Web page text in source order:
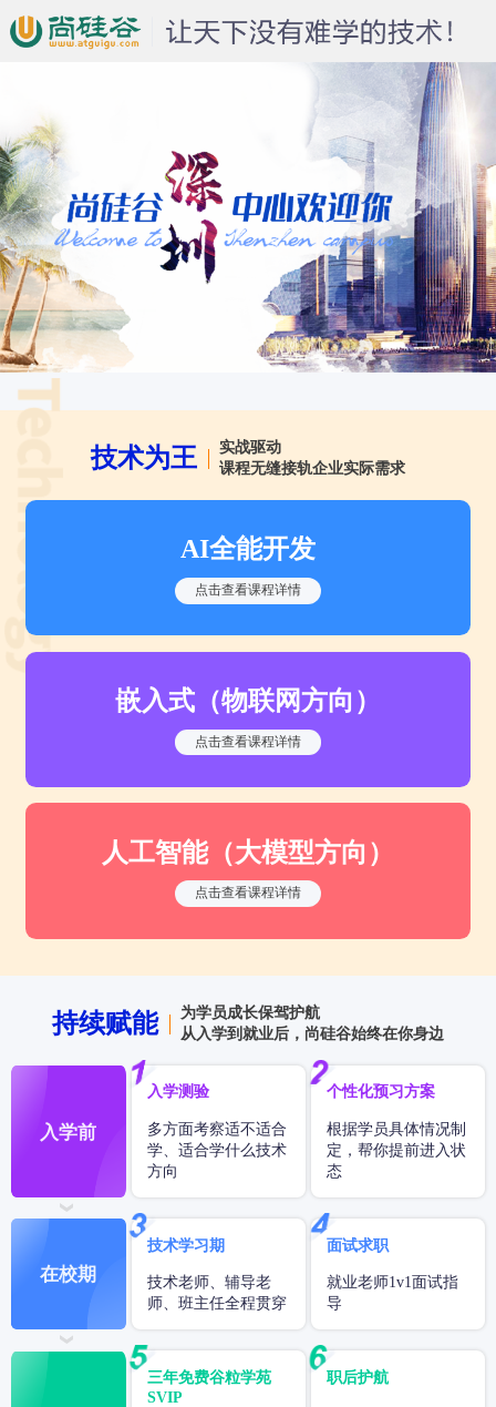
技术为王
实战驱动
课程无缝接轨企业实际需求
AI全能开发
点击查看课程详情
嵌入式（物联网方向）
点击查看课程详情
人工智能（大模型方向）
点击查看课程详情
持续赋能
为学员成长保驾护航
从入学到就业后，尚硅谷始终在你身边
入学前
入学测验
多方面考察适不适合
学、适合学什么技术
方向
个性化预习方案
根据学员具体情况制
定，帮你提前进入状
态
在校期
技术学习期
技术老师、辅导老
师、班主任全程贯穿
面试求职
就业老师1v1面试指
导
三年免费谷粒学苑
SVIP
职后护航